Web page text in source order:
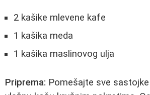
2 kašike mlevene kafe
1 kašika meda
1 kašika maslinovog ulja
Priprema: Pomešajte sve